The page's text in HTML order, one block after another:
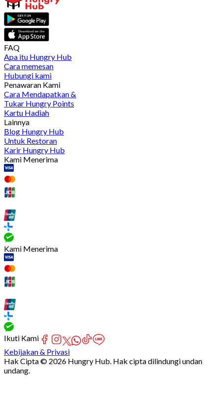
FAQ
Apa itu Hungry Hub
Cara memesan
Hubungi kami
Penawaran Kami
Cara Mendapatkan &
Tukar Hungry Points
Kartu Hadiah
Lainnya
Blog Hungry Hub
Untuk Restoran
Karir Hungry Hub
Kami Menerima
Kami Menerima
Ikuti Kami
Kebijakan & Privasi
Hak Cipta © 2026 Hungry Hub. Hak cipta dilindungi undan
undang.